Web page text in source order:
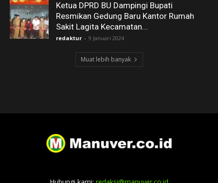
Ketua DPRD BU Dampingi Bupati
Resmikan Gedung Baru Kantor Rumah
Sakit Lagita Kecamatan...
redaktur - 9 Januari 2024
Muat lebih banyak